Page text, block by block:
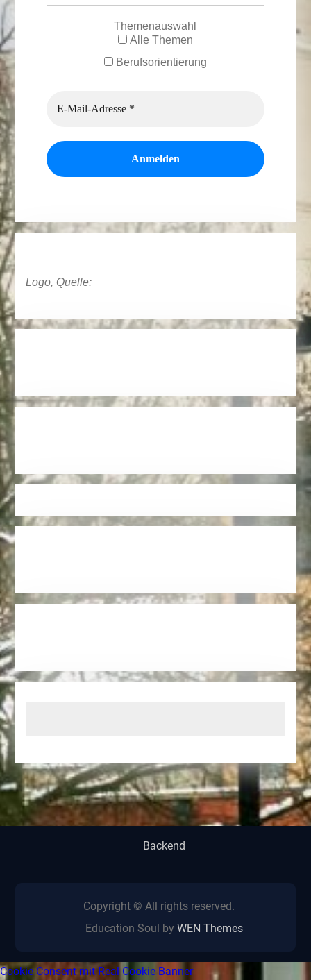
Themenauswahl
Alle Themen
Berufsorientierung
Logo, Quelle:
Backend
Copyright © All rights reserved.
Education Soul byWEN Themes
Cookie Consent mit Real Cookie Banner